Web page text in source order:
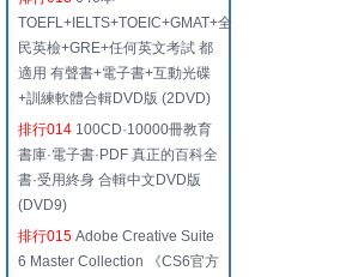
TOEFL+IELTS+TOEIC+GMAT+全
民英檢+GRE+任何英文考試 都
適用 有聲書+電子書+互動光碟
+訓練軟體合輯DVD版 (2DVD)
排行014 100CD·10000冊教育
書庫·電子書·PDF 真正的百科全
書·受用終身 合輯中文DVD版
(DVD9)
排行015 Adobe Creative Suite
6 Master Collection 《CS6官方